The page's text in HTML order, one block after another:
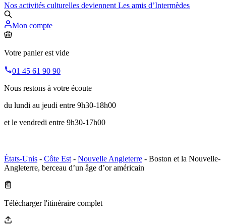
Nos activités culturelles deviennent Les amis d’Intermèdes
Mon compte
Votre panier est vide
01 45 61 90 90
Nous restons à votre écoute
du lundi au jeudi entre 9h30-18h00
et le vendredi entre 9h30-17h00
États-Unis - Côte Est - Nouvelle Angleterre - Boston et la Nouvelle-
Angleterre, berceau d’un âge d’or américain
Télécharger l'itinéraire complet